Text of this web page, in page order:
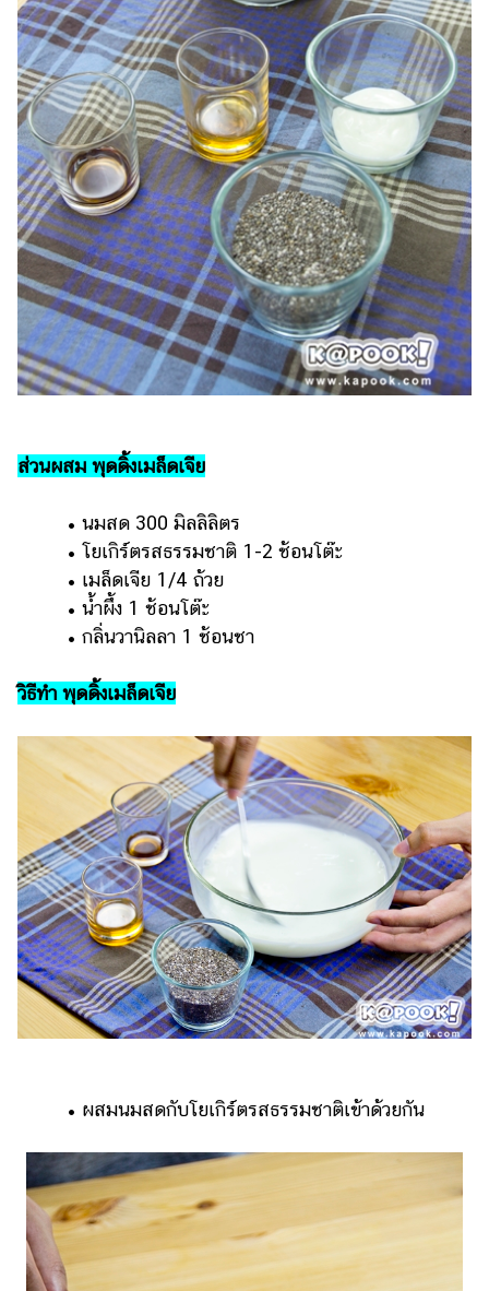
ผู้ชาย
สุขภาพ
ท่อง
เที่ยว
สูตร
อาหาร
ง่ายๆ
ช้อป
ปิ้ง
รถยนต์
บ้าน
ตกแต่ง
ราคา
วา
ไร
ตี้
แต่งงาน
แม่
และ
เด็ก
สัตว์
เลี้ยง
Infographic
แอปฯ
คอร์ส
ออนไลน์
เรียน
เลข
ส่วนผสม พุดดิ้งเมล็ดเจีย
• นมสด 300 มิลลิลิตร
• โยเกิร์ตรสธรรมชาติ 1-2 ช้อนโต๊ะ
• เมล็ดเจีย 1/4 ถ้วย
• น้ำผึ้ง 1 ช้อนโต๊ะ
• กลิ่นวานิลลา 1 ช้อนชา
วิธีทำ พุดดิ้งเมล็ดเจีย
• ผสมนมสดกับโยเกิร์ตรสธรรมชาติเข้าด้วยกัน